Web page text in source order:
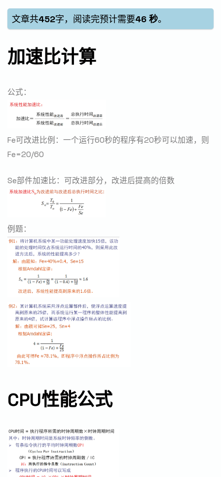
文章共452字，阅读完预计需要46 秒。
加速比计算
公式：
Fe可改进比例：一个运行60秒的程序有20秒可以加速，则
Fe=20/60
Se部件加速比：可改进部分，改进后提高的倍数
例题：
CPU性能公式